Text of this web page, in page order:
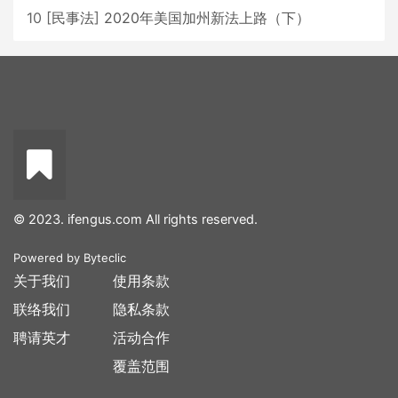
10 [民事法] 2020年美国加州新法上路（下）
© 2023. ifengus.com All rights reserved.
Powered by Byteclic
关于我们
联络我们
聘请英才
使用条款
隐私条款
活动合作
覆盖范围